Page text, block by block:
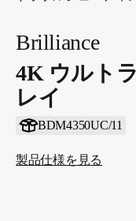
Brilliance
4K ウルト
レイ
BDM4350UC/11
製品仕様を見る